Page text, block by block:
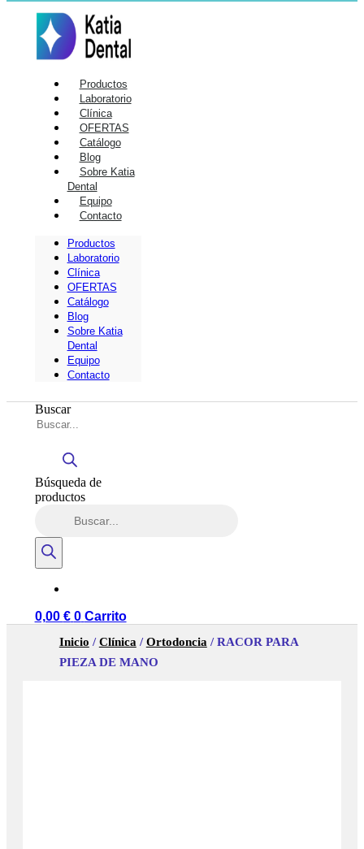
Productos
Laboratorio
Clínica
OFERTAS
Catálogo
Blog
Sobre Katia
Dental
Equipo
Contacto
Productos
Laboratorio
Clínica
OFERTAS
Catálogo
Blog
Sobre Katia
Dental
Equipo
Contacto
Buscar
Búsqueda de
productos
0,00 € 0 Carrito
Inicio /Clínica /Ortodoncia / RACOR PARA
PIEZA DE MANO